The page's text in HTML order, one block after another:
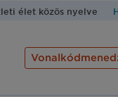
élet közös nyelve